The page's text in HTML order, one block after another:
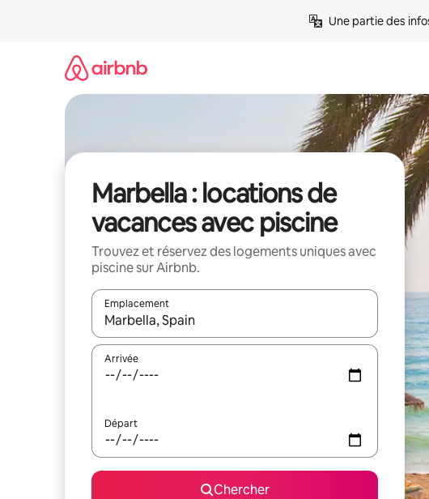
Une partie des
Marbella : locations de
vacances avec piscine
Trouvez et réservez des logements uniques avec
piscine sur Airbnb.
Emplacement
Quand les résultats sont affichés, parcourez-les en utilisant
Arrivée
Départ
Chercher